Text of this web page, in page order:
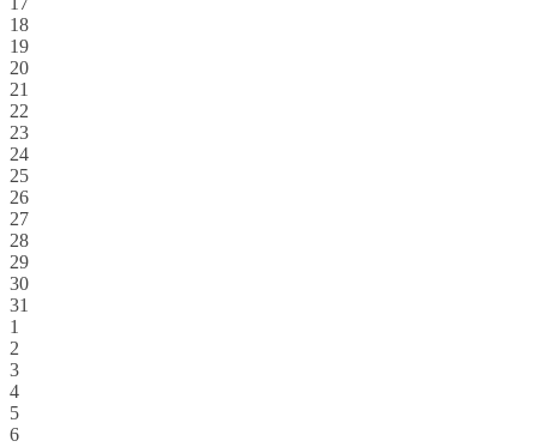
18
19
20
21
22
23
24
25
26
27
28
29
30
31
1
2
3
4
5
6